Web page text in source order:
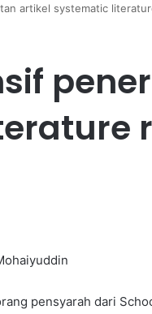
artikel systematic
pensyarah dari